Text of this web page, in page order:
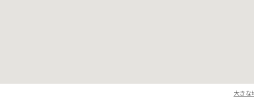
大きな